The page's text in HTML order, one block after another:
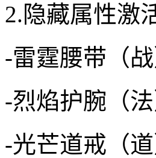
2.隐藏属性激
-雷霆腰带（
-烈焰护腕（
-光芒道戒（